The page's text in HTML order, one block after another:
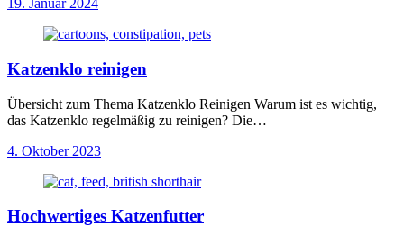
19. Januar 2024
Katzenklo reinigen
Übersicht zum Thema Katzenklo Reinigen Warum ist es wichtig,
das Katzenklo regelmäßig zu reinigen? Die…
4. Oktober 2023
Hochwertiges Katzenfutter